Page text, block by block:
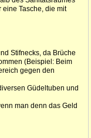
Tasche, die mit
Stifnecks, da Brüche
(Beispiel: Beim
gegen den
Güdeltuben und
man denn das Geld